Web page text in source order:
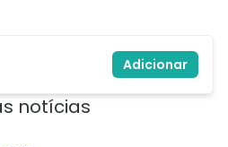
Adicionar
notícias